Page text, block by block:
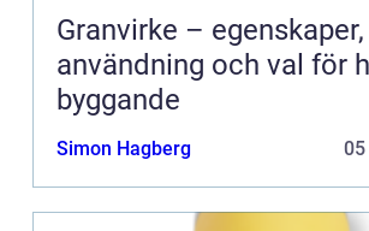
Granvirke – egenskaper,
användning och val för
byggande
Simon Hagberg